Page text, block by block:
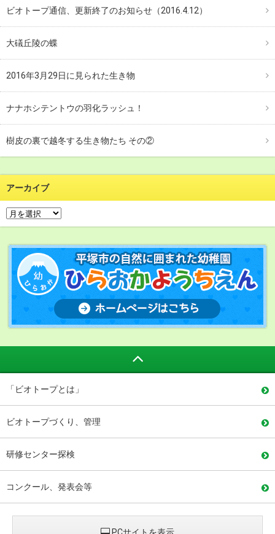
ビオトープ通信、更新終了のお知らせ（2016.4.12）
大礒丘陵の蝶
2016年3月29日に見られた生き物
ナナホシテントウの羽化ラッシュ！
樹皮の裏で越冬する生き物たち その②
アーカイブ
「ビオトープとは」
ビオトープづくり、管理
研修センター探検
コンクール、発表会等
PCサイトを表示